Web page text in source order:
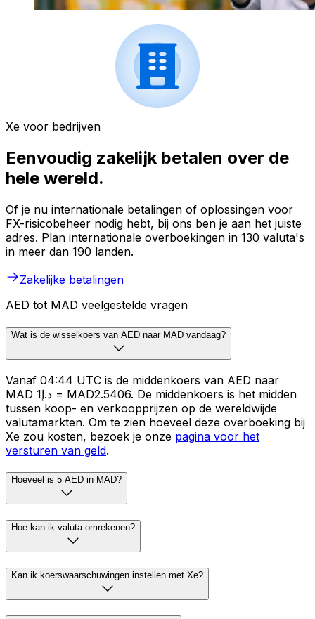
Xe voor bedrijven
Eenvoudig zakelijk betalen over de
hele wereld.
Of je nu internationale betalingen of oplossingen voor
FX-risicobeheer nodig hebt, bij ons ben je aan het juiste
adres. Plan internationale overboekingen in 130 valuta's
in meer dan 190 landen.
Zakelijke betalingen
AED tot MAD veelgestelde vragen
Wat is de wisselkoers van AED naar MAD vandaag?
Vanaf 04:44 UTC is de middenkoers van AED naar
MAD د.إ1 = MAD2.5406. De middenkoers is het midden
tussen koop- en verkoopprijzen op de wereldwijde
valutamarkten. Om te zien hoeveel deze overboeking bij
Xe zou kosten, bezoek je onze pagina voor het
versturen van geld.
Hoeveel is 5 AED in MAD?
Hoe kan ik valuta omrekenen?
Kan ik koerswaarschuwingen instellen met Xe?